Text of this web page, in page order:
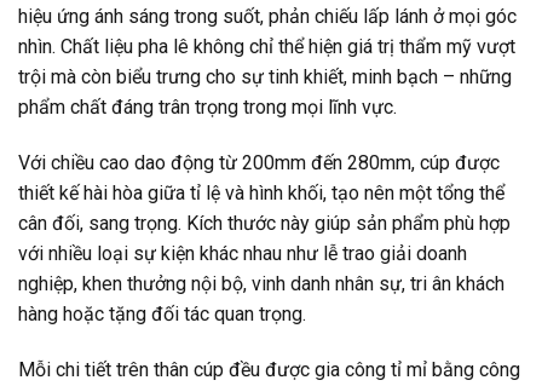
hiệu ứng ánh sáng trong suốt, phản chiếu lấp lánh ở mọi góc
nhìn. Chất liệu pha lê không chỉ thể hiện giá trị thẩm mỹ vượt
trội mà còn biểu trưng cho sự tinh khiết, minh bạch – những
phẩm chất đáng trân trọng trong mọi lĩnh vực.
Với chiều cao dao động từ 200mm đến 280mm, cúp được
thiết kế hài hòa giữa tỉ lệ và hình khối, tạo nên một tổng thể
cân đối, sang trọng. Kích thước này giúp sản phẩm phù hợp
với nhiều loại sự kiện khác nhau như lễ trao giải doanh
nghiệp, khen thưởng nội bộ, vinh danh nhân sự, tri ân khách
hàng hoặc tặng đối tác quan trọng.
Mỗi chi tiết trên thân cúp đều được gia công tỉ mỉ bằng công